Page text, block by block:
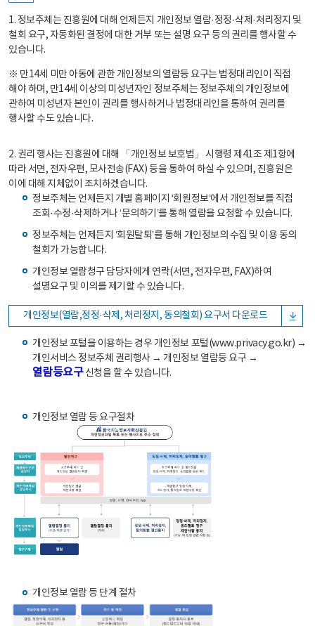
1. 정보주체는 진흥원에 대해 언제든지 개인정보 열람·정정·삭제·처리정지 및
철회 요구, 자동화된 결정에 대한 거부 또는 설명 요구 등의 권리를 행사할 수
있습니다.
※ 만14세 미만 아동에 관한 개인정보의 열람등 요구는 법정대리인이 직접
해야 하며, 만14세 이상의 미성년자인 정보주체는 정보주체의 개인정보에
관하여 미성년자 본인이 권리를 행사하거나 법정대리인을 통하여 권리를
행사할 수도 있습니다.
2. 권리 행사는 진흥원에 대해 「개인정보 보호법」 시행령 제41조 제1항에
따라 서면, 전자우편, 모사전송(FAX) 등을 통하여 하실 수 있으며, 진흥원은
이에 대해 지체없이 조치하겠습니다.
정보주체는 언제든지 개별 홈페이지 ‘회원정보’에서 개인정보를 직접
조회·수정·삭제하거나 ‘문의하기’를 통해 열람을 요청할 수 있습니다.
정보주체는 언제든지 ‘회원탈퇴’를 통해 개인정보의 수집 및 이용 동의
철회가 가능합니다.
개인정보 열람청구 담당자에게 연락(서면, 전자우편, FAX)하여
설명요구 및 이의를 제기할 수 있습니다.
개인정보(열람,정정·삭제, 처리정지, 동의철회) 요구서 다운로드
개인정보 포털을 이용하는 경우 개인정보 포털(www.privacy.go.kr) →
개인서비스 정보주체 권리행사 → 개인정보 열람등 요구 →
열람등요구신청을 할 수 있습니다.
개인정보 열람 등 요구절차
개인정보 열람 등 단계 절차